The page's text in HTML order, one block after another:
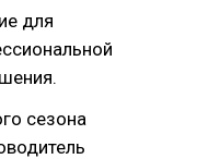
для
сезона